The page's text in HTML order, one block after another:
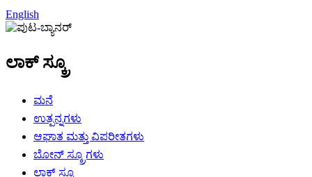
English
ಲಾಕ್ ಸ್ಕ್ರೂ
ಮನೆ
ಉತ್ಪನ್ನಗಳು
ಆಘಾತ ಮತ್ತು ವಿಪರೀತಗಳು
ಬೋನ್ ಸ್ಕ್ರೂಗಳು
ಲಾಕ್ ಸ್ಕ್ರೂ